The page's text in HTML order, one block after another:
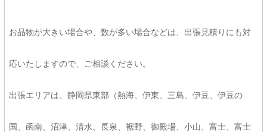
お品物が大きい場合や、数が多い場合などは、出張見積りにも対
応いたしますので、ご相談ください。
出張エリアは、静岡県東部（熱海、伊東、三島、伊豆、伊豆の
国、函南、沼津、清水、長泉、裾野、御殿場、小山、富士、富士